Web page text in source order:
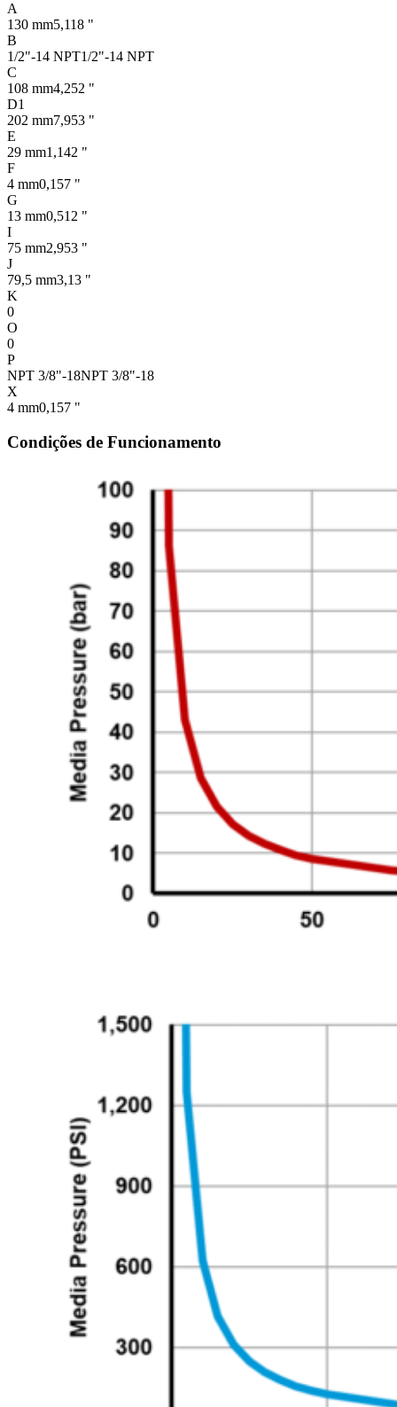
A
130 mm5,118 "
B
1/2"-14 NPT1/2"-14 NPT
C
108 mm4,252 "
D1
202 mm7,953 "
E
29 mm1,142 "
F
4 mm0,157 "
G
13 mm0,512 "
I
75 mm2,953 "
J
79,5 mm3,13 "
K
0
O
0
P
NPT 3/8"-18NPT 3/8"-18
X
4 mm0,157 "
Condições de Funcionamento